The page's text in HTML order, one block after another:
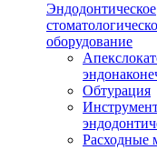
Эндодонтическое
оборудование
Обтурация
Расходные